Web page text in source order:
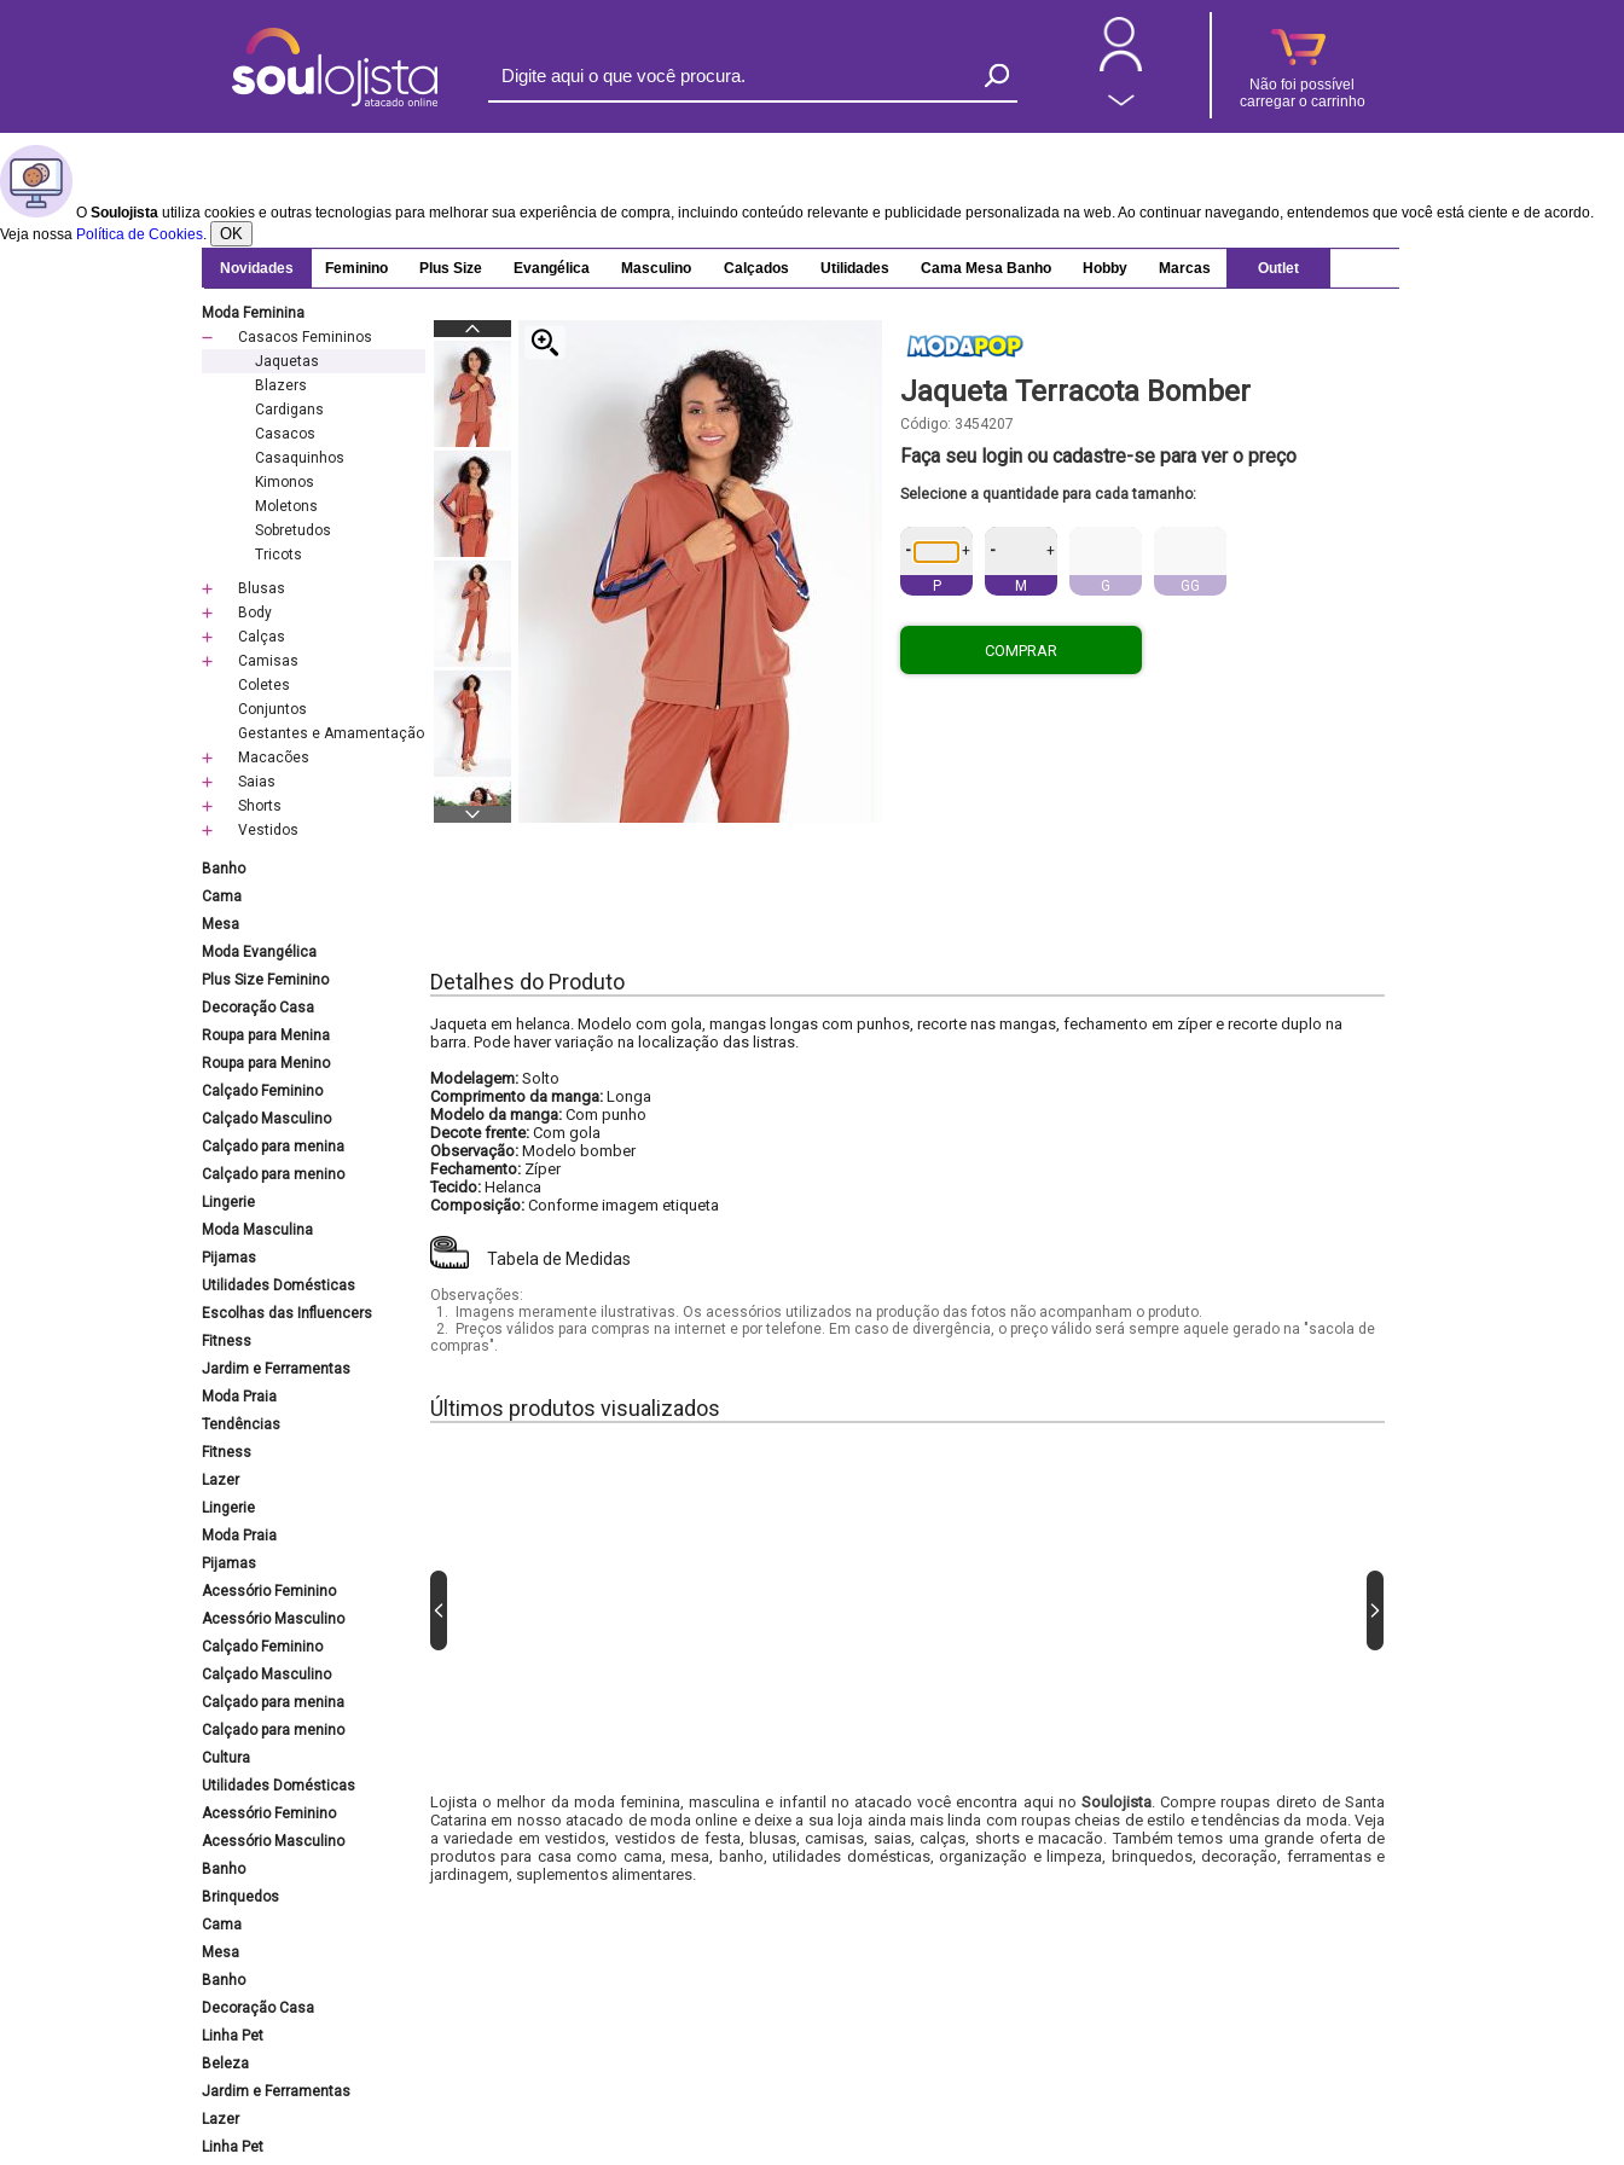
Não foi possível
carregar o carrinho
O Soulojista utiliza cookies e outras tecnologias para melhorar sua experiência de compra, incluindo conteúdo relevante e publicidade personalizada na web. Ao continuar navegando, entendemos que você está ciente e de acordo.
Veja nossa Política de Cookies. OK
Novidades Feminino Plus Size Evangélica Masculino Calçados Utilidades Cama Mesa Banho Hobby Marcas Outlet
Moda Feminina
Casacos Femininos
Jaquetas
Blazers
Cardigans
Casacos
Casaquinhos
Kimonos
Moletons
Sobretudos
Tricots
Blusas
Body
Calças
Camisas
Coletes
Conjuntos
Gestantes e Amamentação
Macacões
Saias
Shorts
Vestidos
Banho
Cama
Mesa
Moda Evangélica
Plus Size Feminino
Decoração Casa
Roupa para Menina
Roupa para Menino
Calçado Feminino
Calçado Masculino
Calçado para menina
Calçado para menino
Lingerie
Moda Masculina
Pijamas
Utilidades Domésticas
Escolhas das Influencers
Fitness
Jardim e Ferramentas
Moda Praia
Tendências
Fitness
Lazer
Lingerie
Moda Praia
Pijamas
Acessório Feminino
Acessório Masculino
Calçado Feminino
Calçado Masculino
Calçado para menina
Calçado para menino
Cultura
Utilidades Domésticas
Acessório Feminino
Acessório Masculino
Banho
Brinquedos
Cama
Mesa
Banho
Decoração Casa
Linha Pet
Beleza
Jardim e Ferramentas
Lazer
Linha Pet
Jaqueta Terracota Bomber
Código: 3454207
Faça seu login ou cadastre-se para ver o preço
Selecione a quantidade para cada tamanho:
- +
P
- +
M G GG
COMPRAR
Detalhes do Produto
Jaqueta em helanca. Modelo com gola, mangas longas com punhos, recorte nas mangas, fechamento em zíper e recorte duplo na
barra. Pode haver variação na localização das listras.
Modelagem: Solto
Comprimento da manga: Longa
Modelo da manga: Com punho
Decote frente: Com gola
Observação: Modelo bomber
Fechamento: Zíper
Tecido: Helanca
Composição: Conforme imagem etiqueta
Tabela de Medidas
Observações:
1.
Imagens meramente ilustrativas. Os acessórios utilizados na produção das fotos não acompanham o produto.
2.
Preços válidos para compras na internet e por telefone. Em caso de divergência, o preço válido será sempre aquele gerado na "sacola de
compras".
Últimos produtos visualizados
Lojista o melhor da moda feminina, masculina e infantil no atacado você encontra aqui no Soulojista. Compre roupas direto de Santa
Catarina em nosso atacado de moda online e deixe a sua loja ainda mais linda com roupas cheias de estilo e tendências da moda. Veja
a variedade em vestidos, vestidos de festa, blusas, camisas, saias, calças, shorts e macacão. Também temos uma grande oferta de
produtos para casa como cama, mesa, banho, utilidades domésticas, organização e limpeza, brinquedos, decoração, ferramentas e
jardinagem, suplementos alimentares.